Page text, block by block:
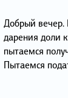
Добрый вечер.
дарения доли
пытаемся
Пытаемся